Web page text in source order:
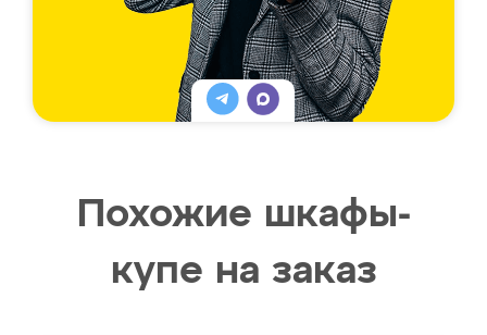
Похожие шкафы-
купе на заказ